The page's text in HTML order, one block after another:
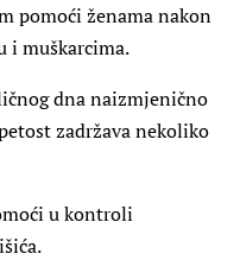
pomoći ženama nakon
i muškarcima.
dna naizmjenično
zadržava nekoliko
u kontroli